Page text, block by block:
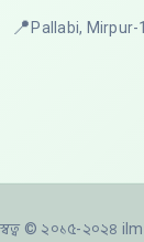
📍Pallabi, Mirpur-
স্বত্ব © ২০১৫-২০২৪